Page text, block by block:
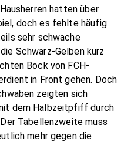
hatten über
doch es fehlte häufig
sehr schwache
Schwarz-Gelben kurz
Bock von FCH-
in Front gehen. Doch
zeigten sich
dem Halbzeitpfiff durch
Tabellenzweite muss
mehr gegen die